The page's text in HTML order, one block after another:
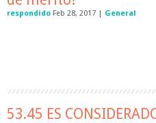
respondido Feb 28, 2017 | General
53.45 ES